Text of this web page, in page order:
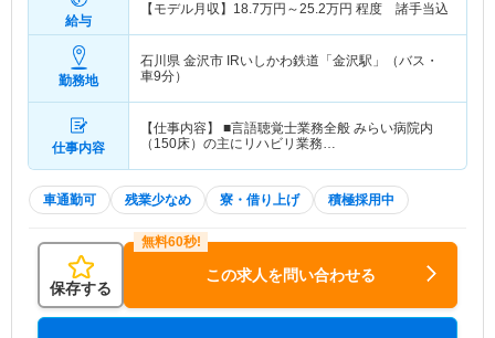
給与
【モデル月収】 18.7万円～25.2万円 程度 諸手当込
勤務地
石川県 金沢市 IRいしかわ鉄道「金沢駅」（バス・
車9分）
仕事内容
【仕事内容】 ■言語聴覚士業務全般 みらい病院内
（150床）の主にリハビリ業務…
車通勤可 残業少なめ 寮・借り上げ 積極採用中
保存する
この求人を問い合わせる